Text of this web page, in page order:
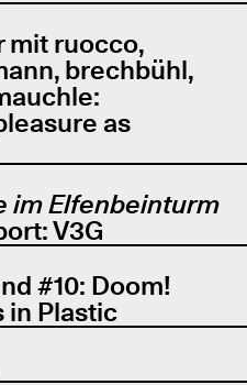
ruocco,
brechbühl,
as
im Elfenbeinturm
V3G
#10: Doom!
in Plastic